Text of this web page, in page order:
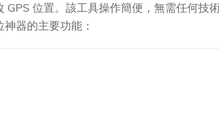
位置。該工具操作簡便，無需任何技
器的主要功能：